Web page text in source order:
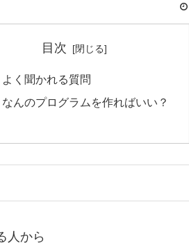
目次
よく聞かれる質問
なんのプログラムを作ればいい？
人から